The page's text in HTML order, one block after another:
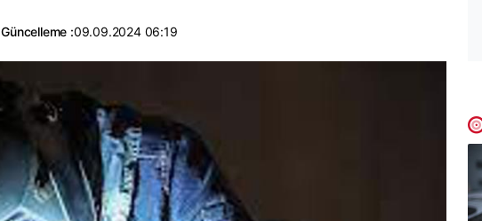
Güncelleme :09.09.2024 06:19